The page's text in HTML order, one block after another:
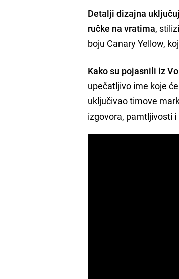
Detalji dizajna
ručke na vratima,
boju Canary Yellow,
Kako su pojasnili iz
upečatljivo ime koje
uključivao timove
izgovora, pamtljivosti